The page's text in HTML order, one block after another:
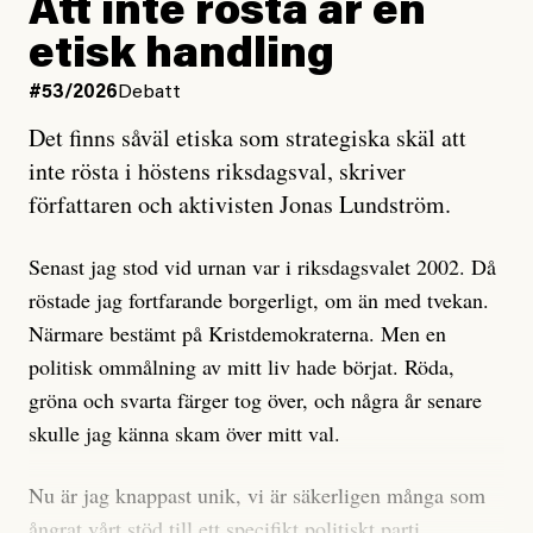
och då ska en efterforska diskret, just för att inte skapa
oro inom rörelsen.
Artikeln undersöker inte, som ETC påstår, ”vad som
är sant, vad som är rykten”, utan den bidrar bara till
ännu mer ryktesspridning. Det finns inte ett enda bevis
misstänkta personen är en infiltratör. Det som läsaren
får veta är att personen har ändrat sina politiska åsikter
under åren, att den har raderat tidigare innehåll på sina
sociala medier, att artikelns författare inte förstår sig
på personens ekonomi och att det tydligen finns
anonyma röster inom rörelsen som säger saker som
anses vara anledningar att titta närmare på personen,
Att inte rösta är en
etisk handling
#53/2026 Debatt
Det finns såväl etiska som strategiska skäl att
inte rösta i höstens riksdagsval, skriver
författaren och aktivisten Jonas Lundström.
Senast jag stod vid urnan var i riksdagsvalet 2002. Då
röstade jag fortfarande borgerligt, om än med tvekan.
Närmare bestämt på Kristdemokraterna. Men en
politisk ommålning av mitt liv hade börjat. Röda,
gröna och svarta färger tog över, och några år senare
skulle jag känna skam över mitt val.
Nu är jag knappast unik, vi är säkerligen många som